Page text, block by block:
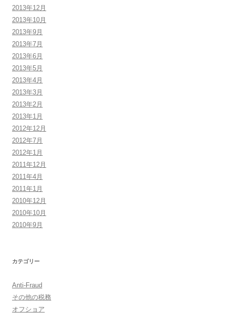
2013年12月
2013年10月
2013年9月
2013年7月
2013年6月
2013年5月
2013年4月
2013年3月
2013年2月
2013年1月
2012年12月
2012年7月
2012年1月
2011年12月
2011年4月
2011年1月
2010年12月
2010年10月
2010年9月
カテゴリー
Anti-Fraud
その他の税務
オフショア